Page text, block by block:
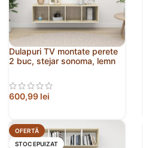
Dulapuri TV montate perete
2 buc, stejar sonoma, lemn
600,99 lei
OFERTĂ
STOC EPUIZAT